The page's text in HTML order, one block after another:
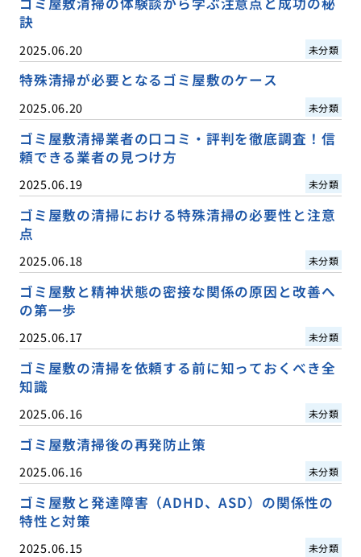
訣
2025.06.20 未分類
特殊清掃が必要となるゴミ屋敷のケース
2025.06.20 未分類
ゴミ屋敷清掃業者の口コミ・評判を徹底調査！信
頼できる業者の見つけ方
2025.06.19 未分類
ゴミ屋敷の清掃における特殊清掃の必要性と注意
点
2025.06.18 未分類
ゴミ屋敷と精神状態の密接な関係の原因と改善へ
の第一歩
2025.06.17 未分類
ゴミ屋敷の清掃を依頼する前に知っておくべき全
知識
2025.06.16 未分類
ゴミ屋敷清掃後の再発防止策
2025.06.16 未分類
ゴミ屋敷と発達障害（ADHD、ASD）の関係性の
特性と対策
2025.06.15 未分類